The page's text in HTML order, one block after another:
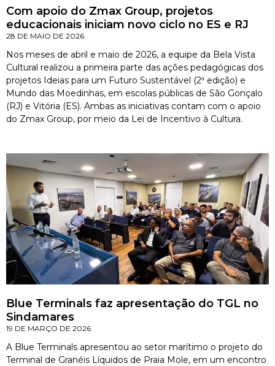
Com apoio do Zmax Group, projetos
educacionais iniciam novo ciclo no ES e RJ
28 DE MAIO DE 2026
Nos meses de abril e maio de 2026, a equipe da Bela Vista
Cultural realizou a primeira parte das ações pedagógicas dos
projetos Ideias para um Futuro Sustentável (2ª edição) e
Mundo das Moedinhas, em escolas públicas de São Gonçalo
(RJ) e Vitória (ES). Ambas as iniciativas contam com o apoio
do Zmax Group, por meio da Lei de Incentivo à Cultura.
Blue Terminals faz apresentação do TGL no
Sindamares
19 DE MARÇO DE 2026
A Blue Terminals apresentou ao setor marítimo o projeto do
Terminal de Granéis Líquidos de Praia Mole, em um encontro